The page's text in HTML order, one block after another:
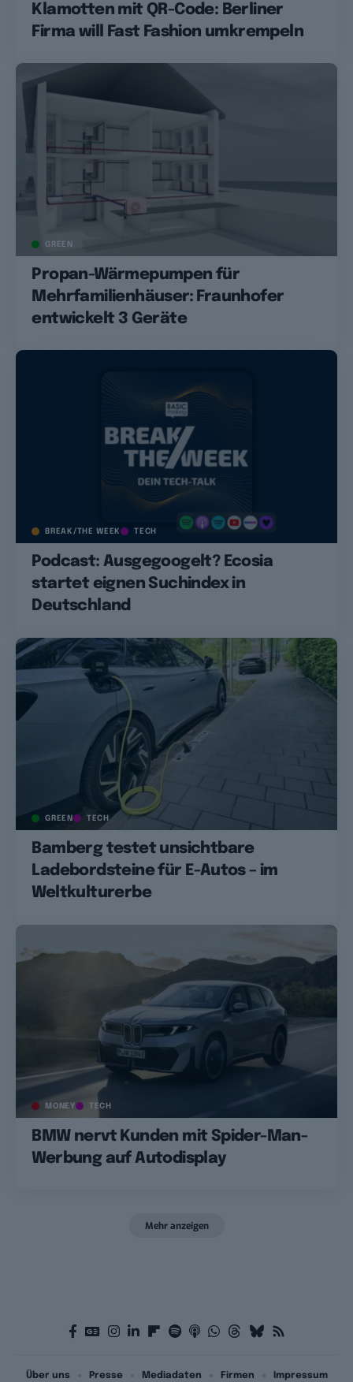
Klamotten mit QR-Code: Berliner
Firma will Fast Fashion umkrempeln
GREEN
Propan-Wärmepumpen für
Mehrfamilienhäuser: Fraunhofer
entwickelt 3 Geräte
BREAK/THE WEEK TECH
Podcast: Ausgegoogelt? Ecosia
startet eignen Suchindex in
Deutschland
GREEN TECH
Bamberg testet unsichtbare
Ladebordsteine für E-Autos – im
Weltkulturerbe
MONEY TECH
BMW nervt Kunden mit Spider-Man-
Werbung auf Autodisplay
Mehr anzeigen
Über uns Presse Mediadaten Firmen Impressum